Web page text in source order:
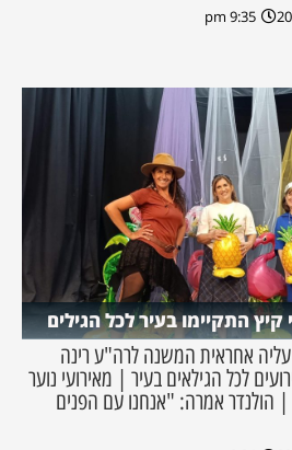
9:35 pm
קיץ התקיימו בעיר לכל הגילים
אחראית המשנה לרה"ע רינה
לכל הגילאים בעיר | מאירועי נוער
| הולנדר אמרה: "אנחנו עם הפנים